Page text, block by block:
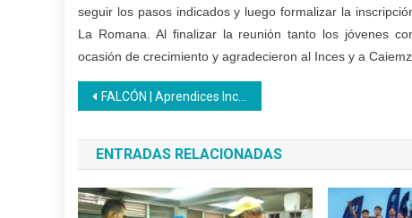
seguir los pasos indicados y luego formalizar la
La Romana. Al finalizar la reunión tanto los jóvenes
ocasión de crecimiento y agradecieron al Inces y a
Navegación
de
entradas
FALCÓN | Aprendices Inces conocen acerca de la violencia intrafamiliar
ENTRADAS RELACIONADAS